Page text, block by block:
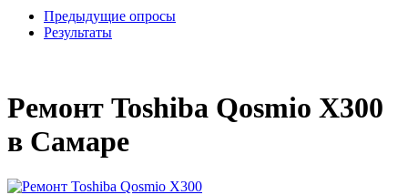
Предыдущие опросы
Результаты
Ремонт Toshiba Qosmio X300
в Самаре